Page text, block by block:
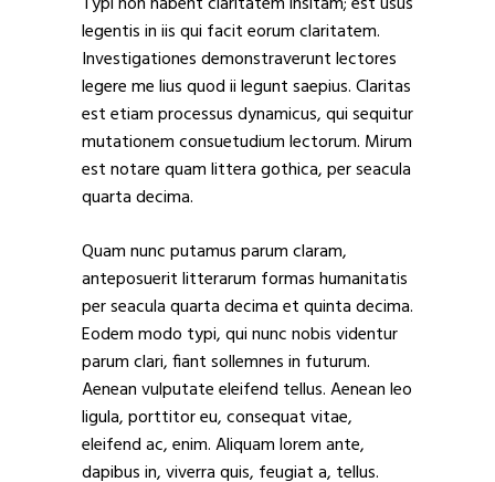
legentis in iis qui facit eorum claritatem.
Investigationes demonstraverunt lectores
legere me lius quod ii legunt saepius. Claritas
est etiam processus dynamicus, qui sequitur
mutationem consuetudium lectorum. Mirum
est notare quam littera gothica, per seacula
quarta decima.
Quam nunc putamus parum claram,
anteposuerit litterarum formas humanitatis
per seacula quarta decima et quinta decima.
Eodem modo typi, qui nunc nobis videntur
parum clari, fiant sollemnes in futurum.
Aenean vulputate eleifend tellus. Aenean leo
ligula, porttitor eu, consequat vitae,
eleifend ac, enim. Aliquam lorem ante,
dapibus in, viverra quis, feugiat a, tellus.